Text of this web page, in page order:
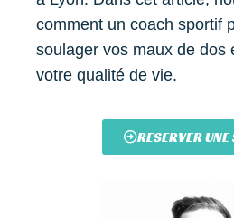
comment un coach sportif
soulager vos maux de dos
votre qualité de vie.
RESERVER UNE